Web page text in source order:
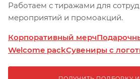
Работаем с тиражами для
мероприятий и промоакций.
Корпоративный мерч
Welcome packСувениры с